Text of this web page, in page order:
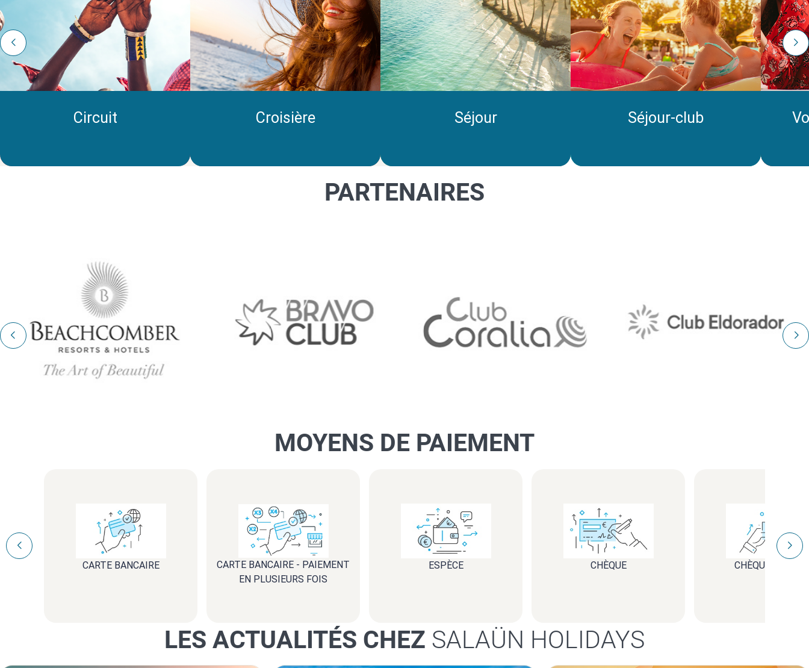
Circuit Croisière Séjour Séjour-club
PARTENAIRES
MOYENS DE PAIEMENT
CARTE BANCAIRE
CARTE BANCAIRE - PAIEMENT
EN PLUSIEURS FOIS
ESPÈCE CHÈQUE CHÈQUE VOYAGE
LES ACTUALITÉS CHEZ SALAÜN HOLIDAYS